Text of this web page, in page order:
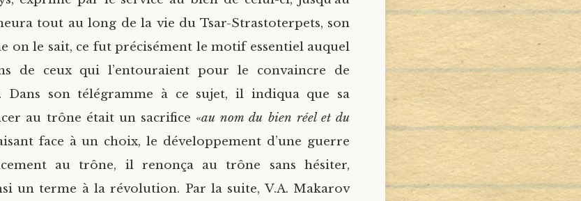
tout au long de la vie du Tsar-Strastoterpets, son
on le sait, ce fut précisément le motif essentiel auquel
de ceux qui l’entouraient pour le convaincre de
Dans son télégramme à ce sujet, il indiqua que sa
au trône était un sacrifice «au nom du bien réel et du
face à un choix, le développement d’une guerre
au trône, il renonça au trône sans hésiter,
un terme à la révolution. Par la suite, V.A. Makarov